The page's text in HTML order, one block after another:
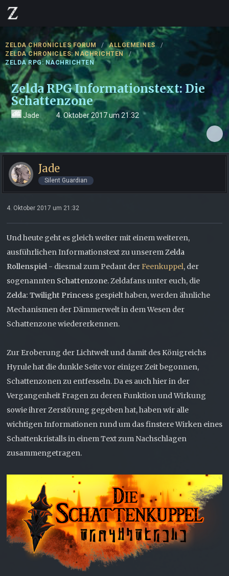
ZELDA CHRONICLES FORUM
ALLGEMEINES
ZELDA CHRONICLES: NACHRICHTEN
ZELDA RPG: NACHRICHTEN
Zelda RPG Informationstext: Die
Schattenzone
Jade 4. Oktober 2017 um 21:32
Jade
Silent Guardian
4. Oktober 2017 um 21:32
Und heute geht es gleich weiter mit einem weiteren,
ausführlichen Informationstext zu unseremZelda
Rollenspiel - diesmal zum Pedant derFeenkuppel, der
sogenannten Schattenzone. Zeldafans unter euch, die
Zelda: Twilight Princess gespielt haben, werden ähnliche
Mechanismen der Dämmerwelt in dem Wesen der
Schattenzone wiedererkennen.
Zur Eroberung der Lichtwelt und damit des Königreichs
Hyrule hat die dunkle Seite vor einiger Zeit begonnen,
Schattenzonen zu entfesseln. Da es auch hier in der
Vergangenheit Fragen zu deren Funktion und Wirkung
sowie ihrer Zerstörung gegeben hat, haben wir alle
wichtigen Informationen rund um das finstere Wirken eines
Schattenkristalls in einem Text zum Nachschlagen
zusammengetragen.